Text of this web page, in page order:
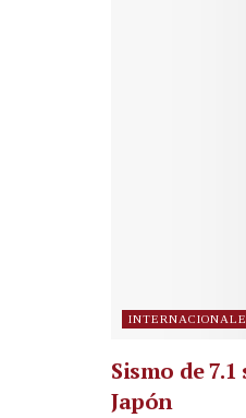
Sismo de
Japón